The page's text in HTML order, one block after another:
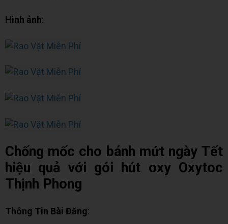
Hình ảnh:
Chống mốc cho bánh mứt ngày Tết
hiệu quả với gói hút oxy Oxytoc
Thịnh Phong
Thông Tin Bài Đăng: